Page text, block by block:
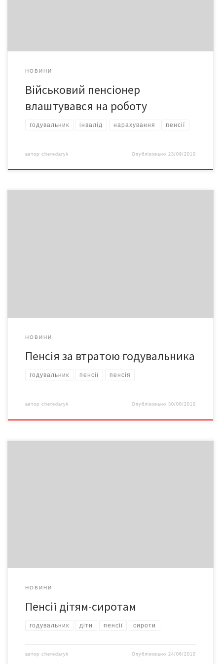
НОВИНИ
Військовий пенсіонер
влаштувався на роботу
годувальник інвалід нарахування пенсії
автор cheredaryk Опубліковано 23/09/2010
НОВИНИ
Пенсія за втратою годувальника
годувальник пенсії пенсія
автор cheredaryk Опубліковано30/08/2010
НОВИНИ
Пенсії дітям-сиротам
годувальник діти пенсії сироти
автор cheredaryk Опубліковано24/06/2010